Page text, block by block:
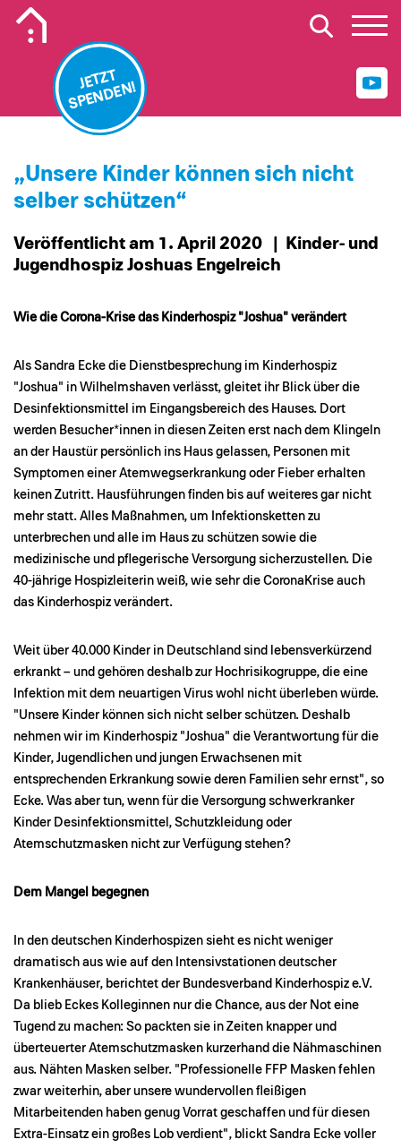
JETZT
SPENDEN!
„Unsere Kinder können sich nicht
selber schützen“
Veröffentlicht am 1. April 2020
| Kinder- und
Jugendhospiz Joshuas Engelreich
Wie die Corona-Krise das Kinderhospiz "Joshua" verändert
Als Sandra Ecke die Dienstbesprechung im Kinderhospiz
"Joshua" in Wilhelmshaven verlässt, gleitet ihr Blick über die
Desinfektionsmittel im Eingangsbereich des Hauses. Dort
werden Besucher*innen in diesen Zeiten erst nach dem Klingeln
an der Haustür persönlich ins Haus gelassen, Personen mit
Symptomen einer Atemwegserkrankung oder Fieber erhalten
keinen Zutritt. Hausführungen finden bis auf weiteres gar nicht
mehr statt. Alles Maßnahmen, um Infektionsketten zu
unterbrechen und alle im Haus zu schützen sowie die
medizinische und pflegerische Versorgung sicherzustellen. Die
40-jährige Hospizleiterin weiß, wie sehr die Corona­Krise auch
das Kinderhospiz verändert.
Weit über 40.000 Kinder in Deutschland sind lebensverkürzend
erkrankt – und gehören deshalb zur Hochrisikogruppe, die eine
Infektion mit dem neuartigen Virus wohl nicht überleben würde.
"Unsere Kinder können sich nicht selber schützen. Deshalb
nehmen wir im Kinderhospiz "Joshua" die Verantwortung für die
Kinder, Jugendlichen und jungen Erwachsenen mit
entsprechenden Erkrankung sowie deren Familien sehr ernst", so
Ecke. Was aber tun, wenn für die Versorgung schwerkranker
Kinder Desinfektionsmittel, Schutzkleidung oder
Atemschutzmasken nicht zur Verfügung stehen?
Dem Mangel begegnen
In den deutschen Kinderhospizen sieht es nicht weniger
dramatisch aus wie auf den Intensivstationen deutscher
Krankenhäuser, berichtet der Bundesverband Kinderhospiz e.V.
Da blieb Eckes Kolleginnen nur die Chance, aus der Not eine
Tugend zu machen: So packten sie in Zeiten knapper und
überteuerter Atemschutzmasken kurzerhand die Nähmaschinen
aus. Nähten Masken selber. "Professionelle FFP Masken fehlen
zwar weiterhin, aber unsere wundervollen fleißigen
Mitarbeitenden haben genug Vorrat geschaffen und für diesen
Extra-Einsatz ein großes Lob verdient", blickt Sandra Ecke voller
Mobiles Logo Mission Lebenshaus